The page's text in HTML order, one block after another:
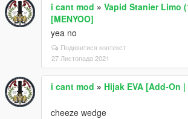
i cant mod » Vapid Stanier Limo
[MENYOO]
yea no
Подивитися контекст
27 Листопада 2021
i cant mod » Hijak EVA [Add-On
cheeze wedge